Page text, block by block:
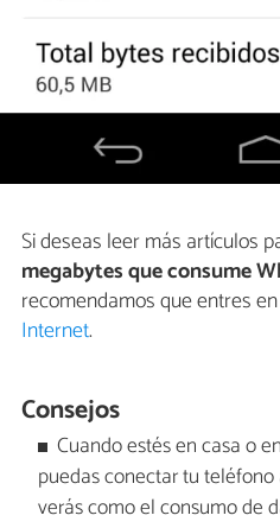
Si deseas leer más artículos
megabytes que consume
recomendamos que entres
Internet.
Consejos
Cuando estés en casa o
puedas conectar tu
verás como el consumo de